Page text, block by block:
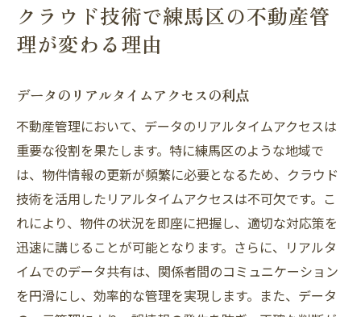
クラウド技術で練馬区の不動産管
理が変わる理由
データのリアルタイムアクセスの利点
不動産管理において、データのリアルタイムアクセスは
重要な役割を果たします。特に練馬区のような地域で
は、物件情報の更新が頻繁に必要となるため、クラウド
技術を活用したリアルタイムアクセスは不可欠です。こ
れにより、物件の状況を即座に把握し、適切な対応策を
迅速に講じることが可能となります。さらに、リアルタ
イムでのデータ共有は、関係者間のコミュニケーション
を円滑にし、効率的な管理を実現します。また、データ